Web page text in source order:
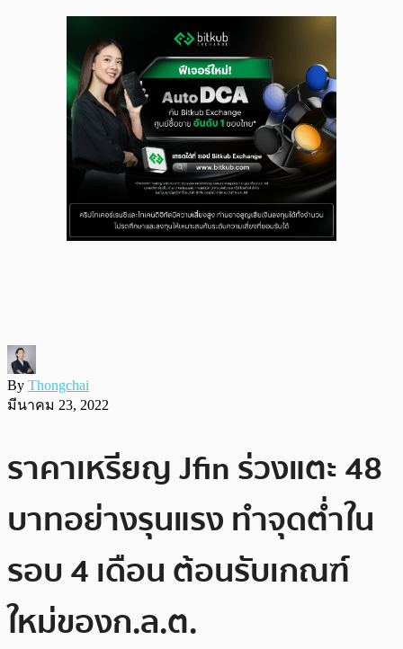
By Thongchai
มีนาคม 23, 2022
ราคาเหรียญ Jfin ร่วงแตะ 48
บาทอย่างรุนแรง ทำจุดต่ำใน
รอบ 4 เดือน ต้อนรับเกณฑ์
ใหม่ของก.ล.ต.